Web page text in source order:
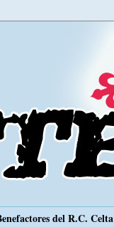
del R.C. Celta